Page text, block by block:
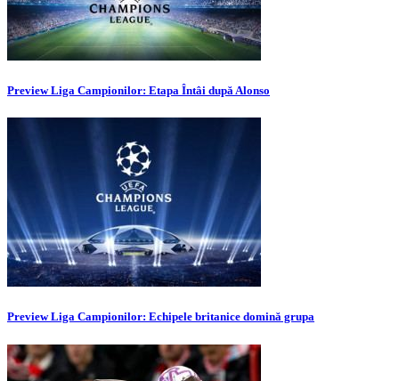
Preview Liga Campionilor: Etapa Întâi după Alonso
Preview Liga Campionilor: Echipele britanice domină grupa